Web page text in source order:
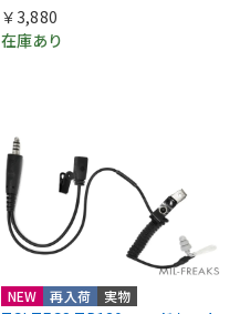
￥3,880
在庫あり
NEW 再入荷 実物